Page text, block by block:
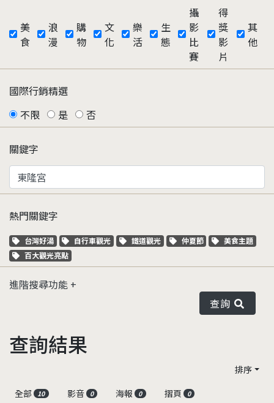
美
食
浪
漫
購
物
文
化
樂
活
生
態
攝
影
比
賽
得
獎
影
片
其
他
國際行銷精選
不限
是 否
關鍵字
熱門關鍵字
關鍵字標籤
台灣好湯 關鍵字標籤
自行車觀光 關鍵字標籤
鐵道觀光 關鍵字標籤
仲夏節 關鍵字標籤
美食主題
關鍵字標籤
百大觀光亮點
進階搜尋功能
查詢
查詢結果
排序
全部
10 影音 0 海報 0 摺頁 0